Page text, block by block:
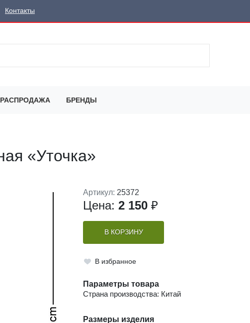
Контакты
РАСПРОДАЖА БРЕНДЫ
«Уточка»
Артикул: 25372
Цена: 2 150 ₽
В КОРЗИНУ
В избранное
Параметры товара
Страна производства: Китай
Размеры изделия